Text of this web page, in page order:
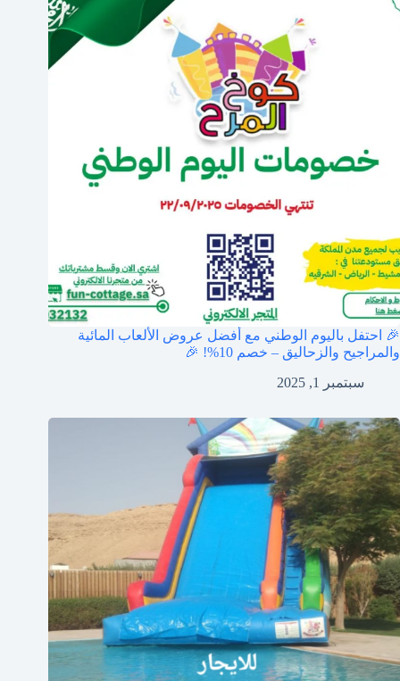
🎉 احتفل باليوم الوطني مع أفضل عروض الألعاب المائية
والمراجيح والزحاليق – خصم 10%! 🎉
سبتمبر 1, 2025